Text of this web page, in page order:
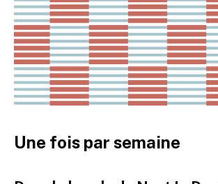
Une fois par semaine